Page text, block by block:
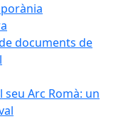
documents de
seu Arc Romà: un